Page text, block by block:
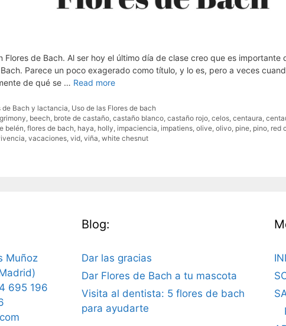
Flores de Bach. Al ser hoy el último día de clase creo que es importante
Parece un poco exagerado como título, y lo es, pero a veces
de qué se … Read more
de Bach y lactancia Uso de las Flores de bach
beech brote de castaño ,castaño blanco ,castaño rojo ,celos ,centaura ,
belén flores de bach haya holly impaciencia impatiens olive olivo pine pino red
vacaciones vid viña white chesnut
Muñoz
695 196
Blog:
Dar las gracias
Dar Flores de Bach a tu mascota
Visita al dentista: 5 flores de bach
para ayudarte